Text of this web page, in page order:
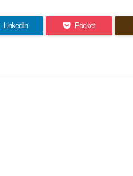
LinkedIn Pocket